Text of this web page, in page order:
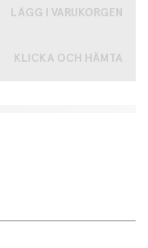
LÄGG I VARUKORGEN
KLICKA OCH HÄMTA